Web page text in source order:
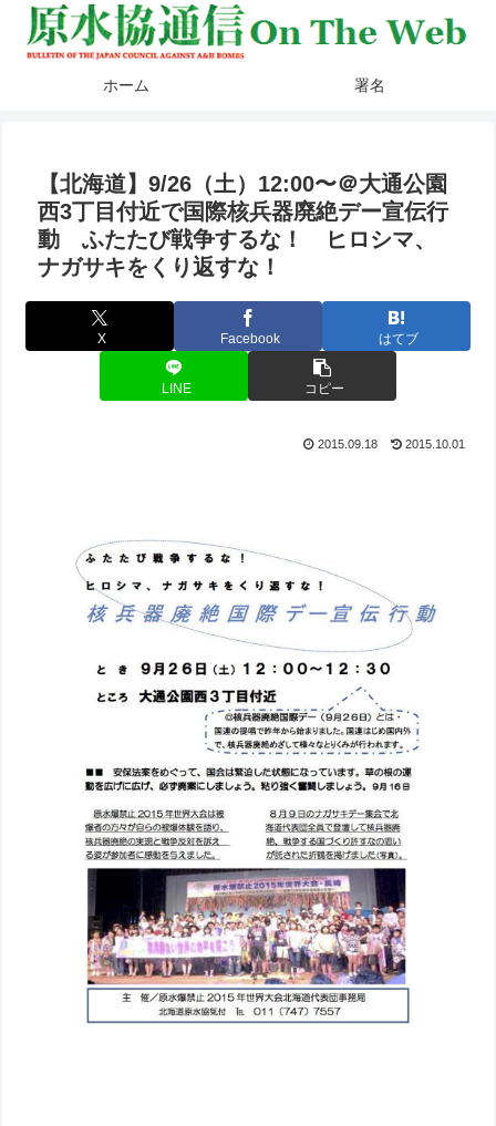
ホーム 署名
【北海道】9/26（土）12:00〜＠大通公園
西3丁目付近で国際核兵器廃絶デー宣伝行
動 ふたたび戦争するな！ ヒロシマ、
ナガサキをくり返すな！
X Facebook はてブ
LINE コピー
2015.09.18 2015.10.01